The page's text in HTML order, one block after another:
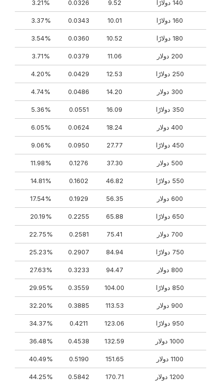
140 دولارًا 9.52
0.0326
3.21%
160 دولارًا 10.01
0.0343
3.37%
180 دولارًا 10.52
0.0360
3.54%
200 دولار 11.06
0.0379
3.71%
250 دولارًا 12.53
0.0429
4.20%
300 دولار 14.20
0.0486
4.74%
350 دولارًا 16.09
0.0551
5.36%
400 دولار 18.24
0.0624
6.05%
450 دولارًا 27.77
0.0950
9.06%
500 دولار 37.30
0.1276
11.98%
550 دولارًا 46.82
0.1602
14.81%
600 دولار 56.35
0.1929
17.54%
650 دولارًا 65.88
0.2255
20.19%
700 دولار 75.41
0.2581
22.75%
750 دولارًا 84.94
0.2907
25.23%
800 دولار 94.47
0.3233
27.63%
850 دولارًا 104.00
0.3559
29.95%
900 دولار 113.53
0.3885
32.20%
950 دولارًا 123.06
0.4211
34.37%
1000 دولار 132.59
0.4538
36.48%
1100 دولار 151.65
0.5190
40.49%
1200 دولار 170.71
0.5842
44.25%